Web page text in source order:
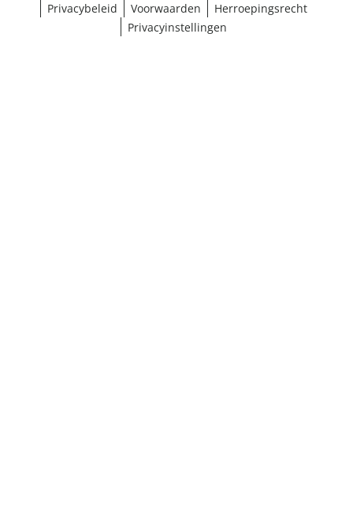
Privacybeleid
Voorwaarden
Herroepingsrecht
Privacyinstellingen